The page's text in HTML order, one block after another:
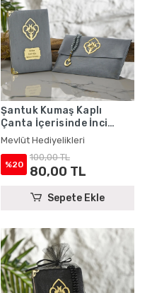
Şantuk Kumaş Kaplı
Çanta İçerisinde İnci
Tesbihli Gri Renkli Şantuk
Yasin Kitabı Seti - Mevlüt
Hediyelikleri
Mevlüt Hediyelikleri
%20
100,00 TL
80,00 TL
Sepete Ekle